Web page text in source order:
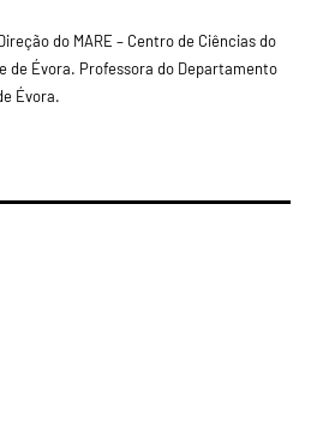
do MARE – Centro de Ciências do
de Évora. Professora do Departamento
Évora.